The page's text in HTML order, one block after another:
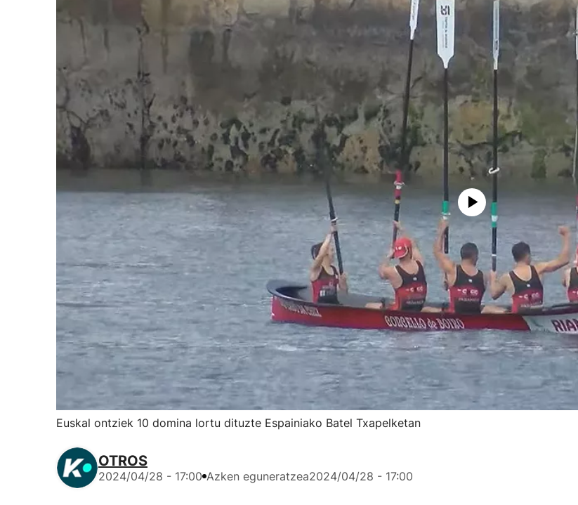
Euskal ontziek 10 domina lortu dituzte Espainiako Batel Txapelketan
OTROS
2024/04/28 - 17:00 Azken eguneratzea2024/04/28 - 17:00